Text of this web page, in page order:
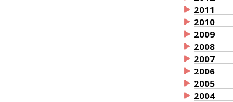
2011
2010
2009
2008
2007
2006
2005
2004